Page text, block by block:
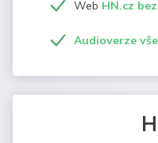
Web HN.cz
Audioverze